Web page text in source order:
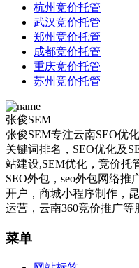
杭州竞价托管
武汉竞价托管
郑州竞价托管
成都竞价托管
重庆竞价托管
苏州竞价托管
张俊SEM
张俊SEM专注云南SEO优
关键词排名，SEO优化及
站建设,SEM优化，竞价托
SEO外包，seo外包网络推
开户，商城小程序制作，
运营，云南360竞价推广等
菜单